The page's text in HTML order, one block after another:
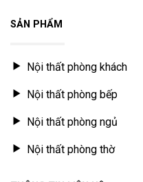
SẢN PHẨM
Nội thất phòng khách
Nội thất phòng bếp
Nội thất phòng ngủ
Nội thất phòng thờ